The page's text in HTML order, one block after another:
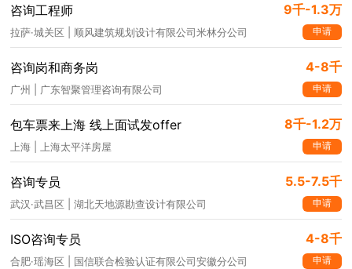
咨询工程师 9千-1.3万
拉萨·城关区 | 顺风建筑规划设计有限公司米林分公司 申请
咨询岗和商务岗 4-8千
广州 | 广东智聚管理咨询有限公司 申请
包车票来上海 线上面试发offer 8千-1.2万
上海 | 上海太平洋房屋 申请
咨询专员 5.5-7.5千
武汉·武昌区 | 湖北天地源勘查设计有限公司 申请
ISO咨询专员 4-8千
合肥·瑶海区 | 国信联合检验认证有限公司安徽分公司 申请